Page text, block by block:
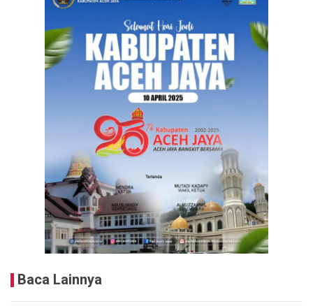
Baca Lainnya